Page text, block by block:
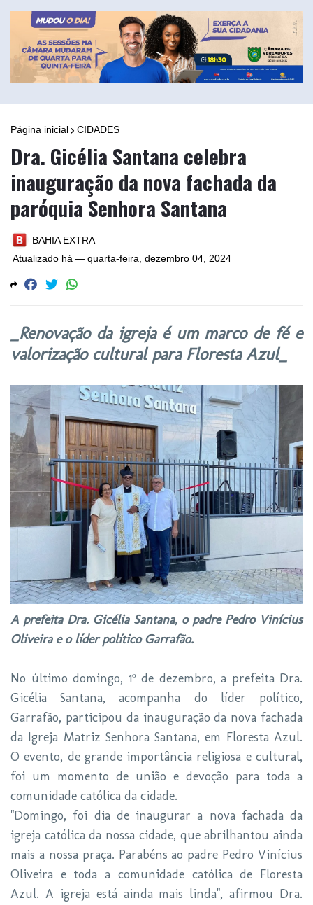
Página inicial CIDADES
Dra. Gicélia Santana celebra
inauguração da nova fachada da
paróquia Senhora Santana
BAHIA EXTRA
Atualizado há —quarta-feira, dezembro 04, 2024
_Renovação da igreja é um marco de fé e
valorização cultural para Floresta Azul_
A prefeita Dra. Gicélia Santana, o padre Pedro Vinícius
Oliveira e o líder político Garrafão.
No último domingo, 1º de dezembro, a prefeita Dra.
Gicélia Santana, acompanha do líder político,
Garrafão, participou da inauguração da nova fachada
da Igreja Matriz Senhora Santana, em Floresta Azul.
O evento, de grande importância religiosa e cultural,
foi um momento de união e devoção para toda a
comunidade católica da cidade.
"Domingo, foi dia de inaugurar a nova fachada da
igreja católica da nossa cidade, que abrilhantou ainda
mais a nossa praça. Parabéns ao padre Pedro Vinícius
Oliveira e toda a comunidade católica de Floresta
Azul. A igreja está ainda mais linda", afirmou Dra.